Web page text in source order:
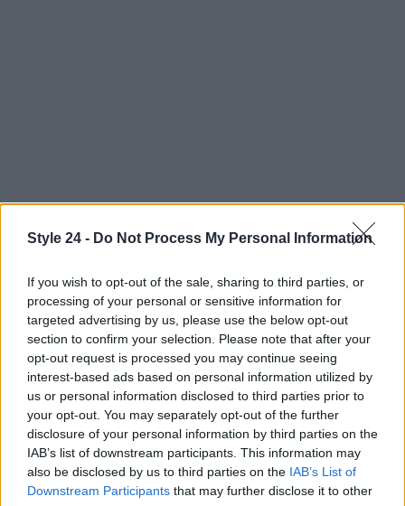
Style 24 - Do Not Process My Personal Information
If you wish to opt-out of the sale, sharing to third parties, or
processing of your personal or sensitive information for
targeted advertising by us, please use the below opt-out
section to confirm your selection. Please note that after your
opt-out request is processed you may continue seeing
interest-based ads based on personal information utilized by
us or personal information disclosed to third parties prior to
your opt-out. You may separately opt-out of the further
disclosure of your personal information by third parties on the
IAB’s list of downstream participants. This information may
also be disclosed by us to third parties on the IAB’s List of
Downstream Participants that may further disclose it to other